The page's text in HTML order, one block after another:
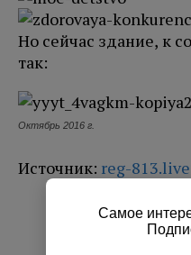
Но сейчас здание, к
так:
Октябрь 2016 г.
Источник: reg-
РЕКЛАМАСамое